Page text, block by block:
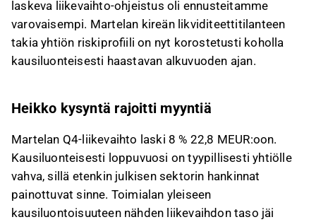
laskeva liikevaihto-ohjeistus oli ennusteitamme
varovaisempi. Martelan kireän likviditeettitilanteen
takia yhtiön riskiprofiili on nyt korostetusti koholla
kausiluonteisesti haastavan alkuvuoden ajan.
Heikko kysyntä rajoitti myyntiä
Martelan Q4-liikevaihto laski 8 % 22,8 MEUR:oon.
Kausiluonteisesti loppuvuosi on tyypillisesti yhtiölle
vahva, sillä etenkin julkisen sektorin hankinnat
painottuvat sinne. Toimialan yleiseen
kausiluontoisuuteen nähden liikevaihdon taso jäi